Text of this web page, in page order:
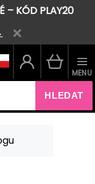
– KÓD PLAY20
HLEDAT
MENU